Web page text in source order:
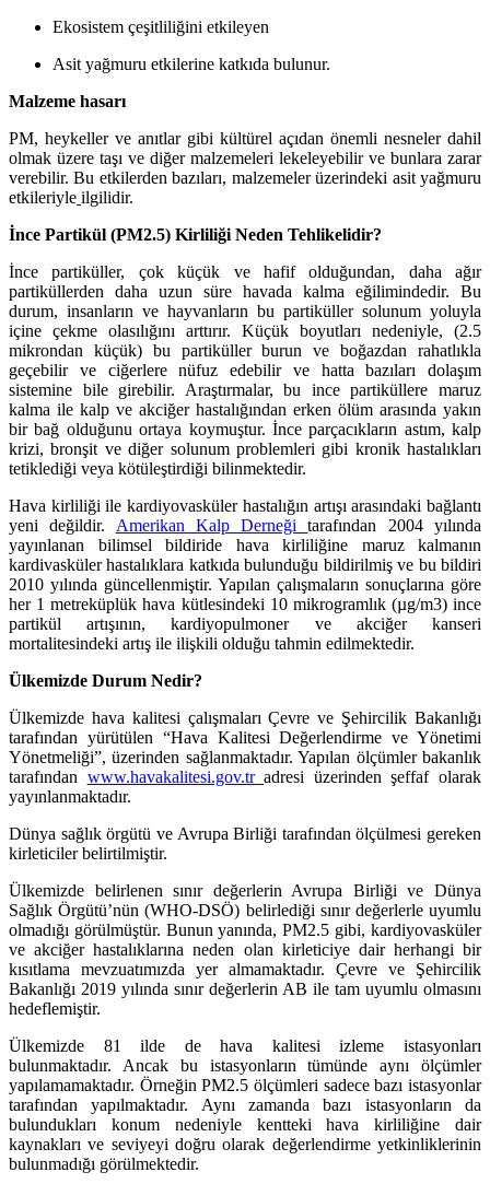
Ekosistem çeşitliliğini etkileyen
Asit yağmuru etkilerine katkıda bulunur.
Malzeme hasarı
PM, heykeller ve anıtlar gibi kültürel açıdan önemli nesneler dahil
olmak üzere taşı ve diğer malzemeleri lekeleyebilir ve bunlara zarar
verebilir. Bu etkilerden bazıları, malzemeler üzerindeki asit yağmuru
etkileriyle ilgilidir.
İnce Partikül (PM2.5) Kirliliği Neden Tehlikelidir?
İnce partiküller, çok küçük ve hafif olduğundan, daha ağır
partiküllerden daha uzun süre havada kalma eğilimindedir. Bu
durum, insanların ve hayvanların bu partiküller solunum yoluyla
içine çekme olasılığını arttırır. Küçük boyutları nedeniyle, (2.5
mikrondan küçük) bu partiküller burun ve boğazdan rahatlıkla
geçebilir ve ciğerlere nüfuz edebilir ve hatta bazıları dolaşım
sistemine bile girebilir. Araştırmalar, bu ince partiküllere maruz
kalma ile kalp ve akciğer hastalığından erken ölüm arasında yakın
bir bağ olduğunu ortaya koymuştur. İnce parçacıkların astım, kalp
krizi, bronşit ve diğer solunum problemleri gibi kronik hastalıkları
tetiklediği veya kötüleştirdiği bilinmektedir.
Hava kirliliği ile kardiyovasküler hastalığın artışı arasındaki bağlantı
yeni değildir. Amerikan Kalp Derneğitarafından 2004 yılında
yayınlanan bilimsel bildiride hava kirliliğine maruz kalmanın
kardivasküler hastalıklara katkıda bulunduğu bildirilmiş ve bu bildiri
2010 yılında güncellenmiştir. Yapılan çalışmaların sonuçlarına göre
her 1 metreküplük hava kütlesindeki 10 mikrogramlık (µg/m3) ince
partikül artışının, kardiyopulmoner ve akciğer kanseri
mortalitesindeki artış ile ilişkili olduğu tahmin edilmektedir.
Ülkemizde Durum Nedir?
Ülkemizde hava kalitesi çalışmaları Çevre ve Şehircilik Bakanlığı
tarafından yürütülen “Hava Kalitesi Değerlendirme ve Yönetimi
Yönetmeliği”, üzerinden sağlanmaktadır. Yapılan ölçümler bakanlık
tarafından www.havakalitesi.gov.tradresi üzerinden şeffaf olarak
yayınlanmaktadır.
Dünya sağlık örgütü ve Avrupa Birliği tarafından ölçülmesi gereken
kirleticiler belirtilmiştir.
Ülkemizde belirlenen sınır değerlerin Avrupa Birliği ve Dünya
Sağlık Örgütü’nün (WHO-DSÖ) belirlediği sınır değerlerle uyumlu
olmadığı görülmüştür. Bunun yanında, PM2.5 gibi, kardiyovasküler
ve akciğer hastalıklarına neden olan kirleticiye dair herhangi bir
kısıtlama mevzuatımızda yer almamaktadır. Çevre ve Şehircilik
Bakanlığı 2019 yılında sınır değerlerin AB ile tam uyumlu olmasını
hedeflemiştir.
Ülkemizde 81 ilde de hava kalitesi izleme istasyonları
bulunmaktadır. Ancak bu istasyonların tümünde aynı ölçümler
yapılamamaktadır. Örneğin PM2.5 ölçümleri sadece bazı istasyonlar
tarafından yapılmaktadır. Aynı zamanda bazı istasyonların da
bulundukları konum nedeniyle kentteki hava kirliliğine dair
kaynakları ve seviyeyi doğru olarak değerlendirme yetkinliklerinin
bulunmadığı görülmektedir.